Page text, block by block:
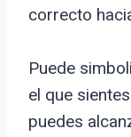
correcto
Puede
el que
puedes